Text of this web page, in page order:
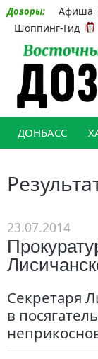
Дозоры: Афиша
Шоппинг-Гид
ДОНБАСС
23.07.2014
Секретаря
в